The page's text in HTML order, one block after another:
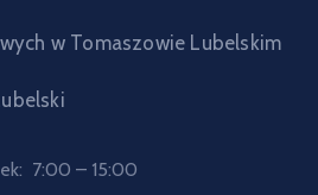
w Tomaszowie Lubelskim
7:00 – 15:00